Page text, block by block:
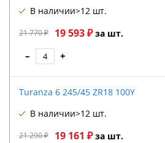
21 770 ₽ 19 593 ₽за шт.
В наличии>12 шт.
– +
Turanza 6 245/45 ZR18 100Y
21 290 ₽ 19 161 ₽за шт.
В наличии>12 шт.